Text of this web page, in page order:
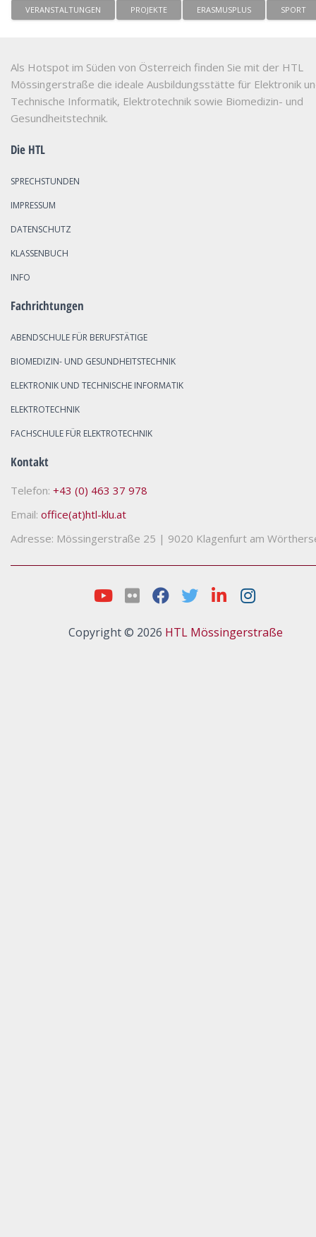
VERANSTALTUNGEN PROJEKTE ERASMUSPLUS SPORT
Als Hotspot im Süden von Österreich finden Sie mit der HTL
Mössingerstraße die ideale Ausbildungsstätte für Elektronik
Technische Informatik, Elektrotechnik sowie Biomedizin- und
Gesundheitstechnik.
Die HTL
SPRECHSTUNDEN
IMPRESSUM
DATENSCHUTZ
KLASSENBUCH
INFO
Fachrichtungen
ABENDSCHULE FÜR BERUFSTÄTIGE
BIOMEDIZIN- UND GESUNDHEITSTECHNIK
ELEKTRONIK UND TECHNISCHE INFORMATIK
ELEKTROTECHNIK
FACHSCHULE FÜR ELEKTROTECHNIK
Kontakt
Telefon: +43 (0) 463 37 978
Email: office(at)htl-klu.at
Adresse: Mössingerstraße 25 | 9020 Klagenfurt am
Copyright © 2026 HTL Mössingerstraße